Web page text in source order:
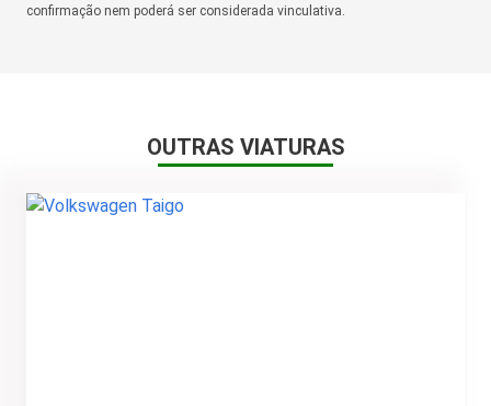
confirmação nem poderá ser considerada vinculativa.
OUTRAS VIATURAS